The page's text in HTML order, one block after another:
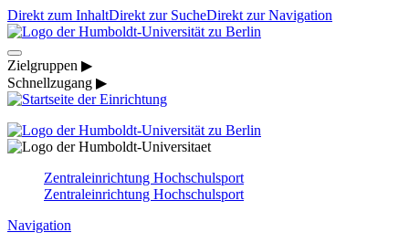
Direkt zum InhaltDirekt zur SucheDirekt zur Navigation
Zielgruppen ▶
Schnellzugang ▶
Zentraleinrichtung Hochschulsport
Zentraleinrichtung Hochschulsport
Navigation